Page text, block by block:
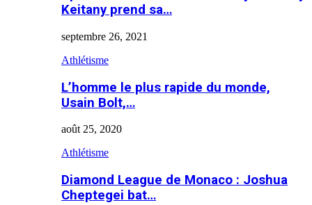
Keitany prend sa…
septembre 26, 2021
Athlétisme
L’homme le plus rapide du monde,
Usain Bolt,…
août 25, 2020
Athlétisme
Diamond League de Monaco : Joshua
Cheptegei bat…